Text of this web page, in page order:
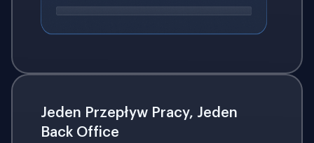
Jeden Przepływ Pracy, Jeden
Back Office